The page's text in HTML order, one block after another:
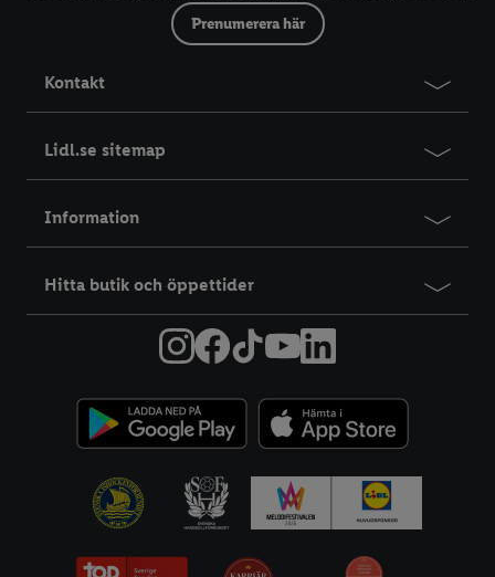
Prenumerera här
Kontakt
Lidl.se sitemap
Information
Hitta butik och öppettider